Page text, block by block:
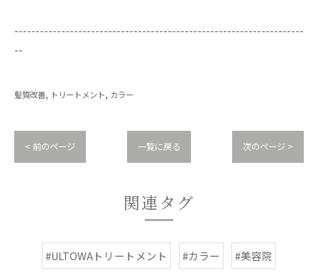
--------------------------------------------------------------------
--
髪質改善 トリートメント カラー
< 前のページ 一覧に戻る 次のページ >
関連タグ
#ULTOWAトリートメント #カラー #美容院